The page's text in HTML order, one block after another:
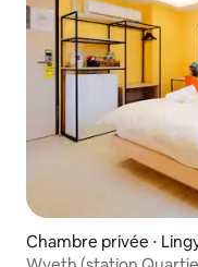
Chambre privée ⋅